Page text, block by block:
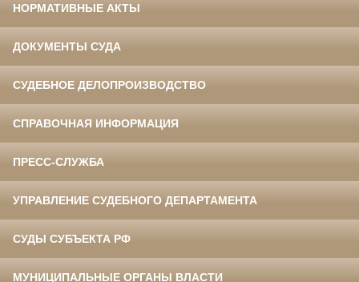
НОРМАТИВНЫЕ АКТЫ
ДОКУМЕНТЫ СУДА
СУДЕБНОЕ ДЕЛОПРОИЗВОДСТВО
СПРАВОЧНАЯ ИНФОРМАЦИЯ
ПРЕСС-СЛУЖБА
УПРАВЛЕНИЕ СУДЕБНОГО ДЕПАРТАМЕНТА
СУДЫ СУБЪЕКТА РФ
МУНИЦИПАЛЬНЫЕ ОРГАНЫ ВЛАСТИ